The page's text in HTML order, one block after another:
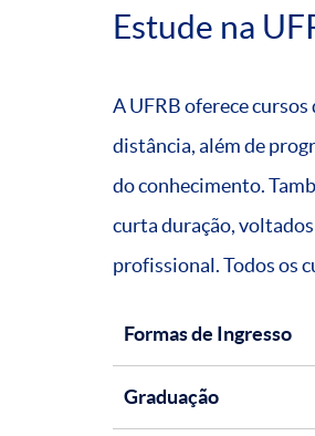
Estude na
A UFRB oferece
distância, além de
do conhecimento.
curta duração,
profissional. Todos os
Formas de Ingresso
Graduação